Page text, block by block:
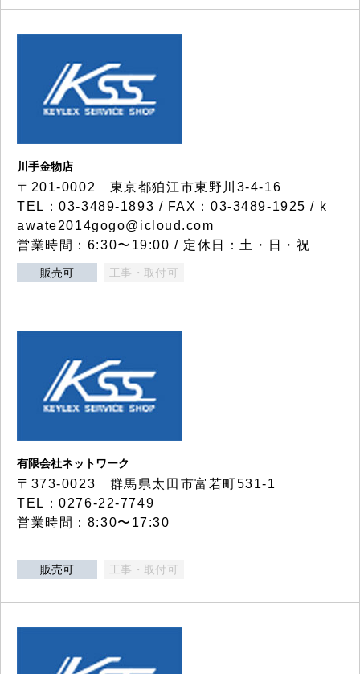
川手金物店
〒201-0002 東京都狛江市東野川3-4-16
TEL：03-3489-1893 / FAX：03-3489-1925 / k
awate2014gogo@icloud.com
営業時間：6:30〜19:00 / 定休日：土・日・祝
販売可 工事・取付可
有限会社ネットワーク
〒373-0023 群馬県太田市富若町531-1
TEL：0276-22-7749
営業時間：8:30〜17:30
販売可 工事・取付可